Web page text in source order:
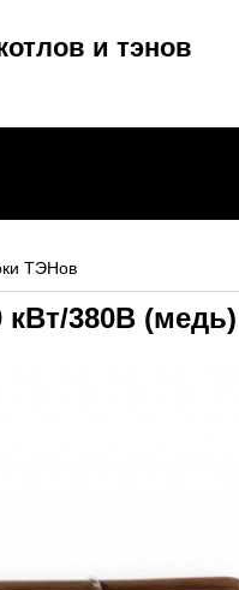
и тэнов
котлы
батареи
ТЭНов
380В